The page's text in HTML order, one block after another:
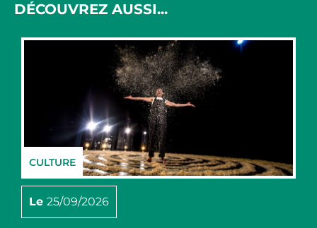
DÉCOUVREZ AUSSI...
CULTURE
Le 25/09/2026